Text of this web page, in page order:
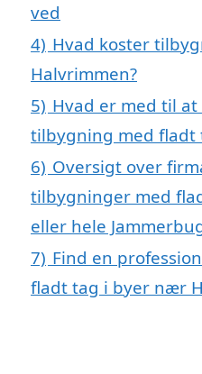
ved
4) Hvad koster
Halvrimmen?
5) Hvad er med til
tilbygning med fladt
6) Oversigt over
tilbygninger med
eller hele
7) Find en
fladt tag i byer nær